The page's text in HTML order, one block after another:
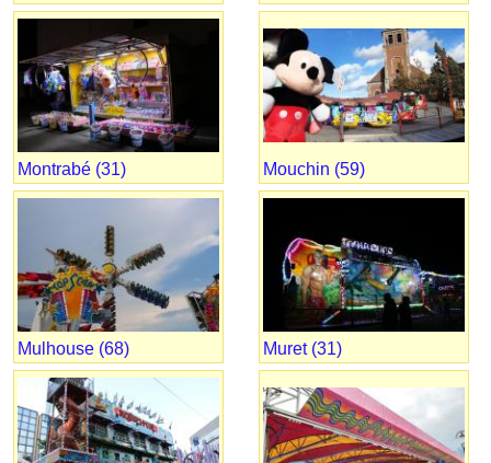
Montrabé (31) Mouchin (59)
Mulhouse (68) Muret (31)